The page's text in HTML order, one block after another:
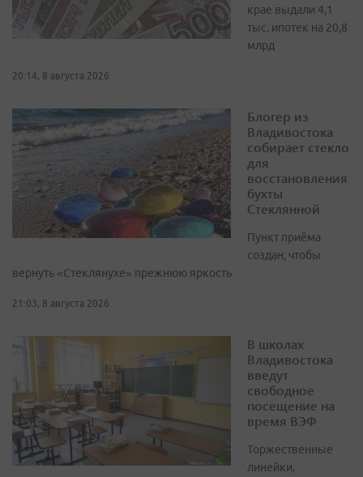
крае выдали 4,1
тыс. ипотек на 20,8
млрд
20:14, 8 августа 2026
Блогер из
Владивостока
собирает стекло
для
восстановления
бухты
Стеклянной
Пункт приёма
создан, чтобы
вернуть «Стеклянухе» прежнюю яркость
21:03, 8 августа 2026
В школах
Владивостока
введут
свободное
посещение на
время ВЭФ
Торжественные
линейки,